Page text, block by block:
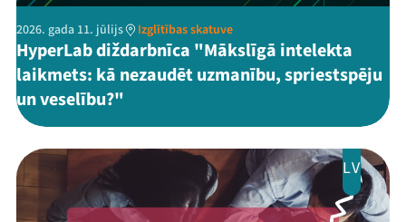
2026. gada 11. jūlijs Izglītības skatuve
HyperLab diždarbnīca "Mākslīgā intelekta
laikmets: kā nezaudēt uzmanību, spriestspēju
un veselību?"
LV